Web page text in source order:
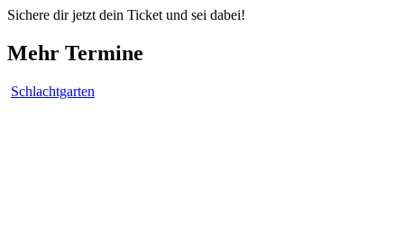
Sichere dir jetzt dein Ticket und sei dabei!
Mehr Termine
Schlachtgarten